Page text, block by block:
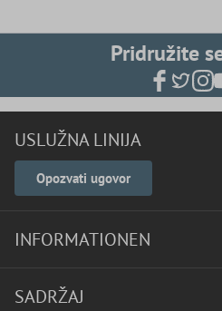
Pridružite
USLUŽNA LINIJA
Opozvati ugovor
INFORMATIONEN
SADRŽAJ